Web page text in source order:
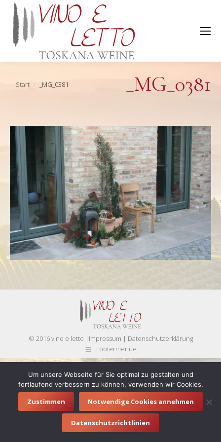
Sie befinden sich hier:
Start _MG_0381 _MG_0381
© 2016 vino e letto | Impressum | Datenschutzerklärung
Footermenue
Um unsere Webseite für Sie optimal zu gestalten und
fortlaufend verbessern zu können, verwenden wir Cookies.
Zustimmen Notwendige Cookies annehmen
Datenschutzrichtlinien